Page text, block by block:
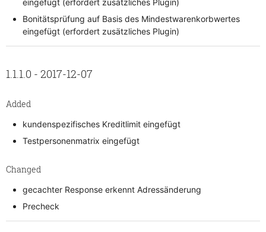
eingefügt (erfordert zusätzliches Plugin)
Bonitätsprüfung auf Basis des Mindestwarenkorbwertes
eingefügt (erfordert zusätzliches Plugin)
1.1.1.0 - 2017-12-07
Added
kundenspezifisches Kreditlimit eingefügt
Testpersonenmatrix eingefügt
Changed
gecachter Response erkennt Adressänderung
Precheck